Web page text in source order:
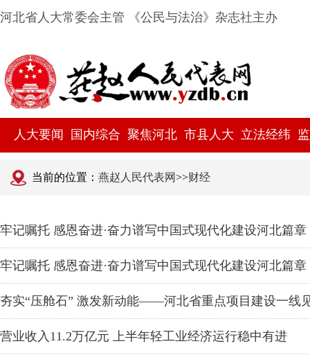
河北省人大常委会主管 《公民与法治》杂志社主办
人大要闻 国内综合 聚焦河北 市县人大 立法经纬
当前的位置： 燕赵人民代表网>>财经
牢记嘱托 感恩奋进·奋力谱写中国式现代化建设河北篇
牢记嘱托 感恩奋进·奋力谱写中国式现代化建设河北篇
夯实“压舱石” 激发新动能——河北省重点项目建设一线
营业收入11.2万亿元 上半年轻工业经济运行稳中有进